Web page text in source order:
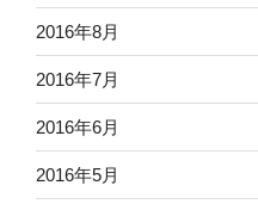
2016年8月
2016年7月
2016年6月
2016年5月